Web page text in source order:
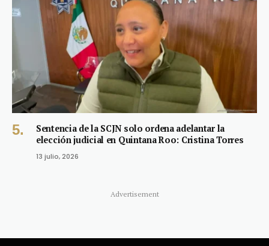
Sentencia de la SCJN solo ordena adelantar la
elección judicial en Quintana Roo: Cristina Torres
13 julio, 2026
Advertisement